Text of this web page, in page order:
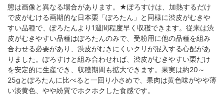
態は画像と異なる場合があります。★ぽろすけは、加熱するだけ
で皮がむける画期的な日本栗「ぽろたん」と同様に渋皮がむきや
すい品種で、ぽろたんより1週間程度早く収穫できます。従来は渋
皮がむきやすい品種はぽろたんのみで、受粉用に他の品種を組み
合わせる必要があり、渋皮がむきにくいクリが混入する心配があ
りました。ぽろすけと組み合わせれば、渋皮がむきやすい栗だけ
を安定的に生産でき、収穫期間も拡大できます。果実は約20～
25gとぽろたんに比べると一回り小さめで、果肉は黄色味がやや薄
い淡黄色、やや紛質でホクホクした食感です。